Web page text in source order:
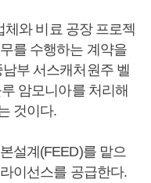
체와 비료 공장 프로젝
를 수행하는 계약을
부 서스캐처원주 벨
암모니아를 처리해
것이다.
설계(FEED)를 맡으
이선스를 공급한다.